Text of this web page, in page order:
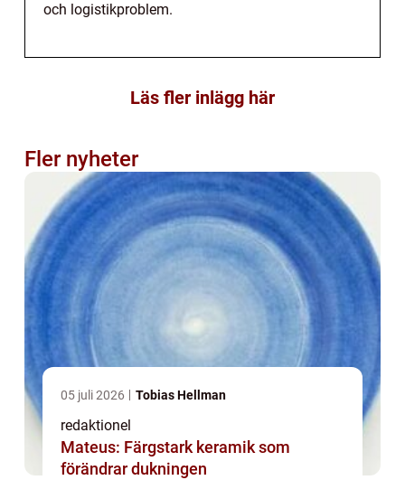
och logistikproblem.
Läs fler inlägg här
Fler nyheter
05 juli 2026 Tobias Hellman
redaktionel
Mateus: Färgstark keramik som
förändrar dukningen